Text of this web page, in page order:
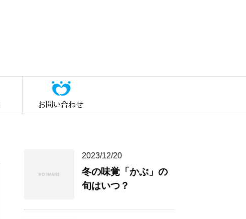
お問い合わせ
2023/12/20
冬の味覚「かぶ」の
旬はいつ？